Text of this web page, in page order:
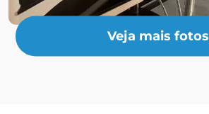
Veja mais fotos